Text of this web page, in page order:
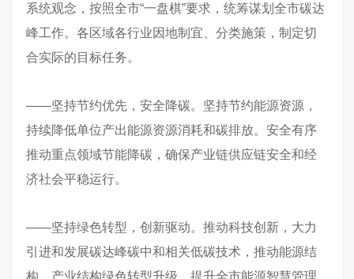
系统观念，按照全市“一盘棋”要求，统筹谋划全市碳达
峰工作。各区域各行业因地制宜、分类施策，制定切
合实际的目标任务。
——坚持节约优先，安全降碳。坚持节约能源资源，
持续降低单位产出能源资源消耗和碳排放。安全有序
推动重点领域节能降碳，确保产业链供应链安全和经
济社会平稳运行。
——坚持绿色转型，创新驱动。推动科技创新，大力
引进和发展碳达峰碳中和相关低碳技术，推动能源结
构、产业结构绿色转型升级，提升全市能源智慧管理